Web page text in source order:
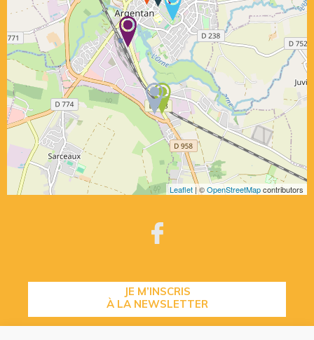
Leaflet | ©OpenStreetMapcontributors
JE M’INSCRIS
À LA NEWSLETTER